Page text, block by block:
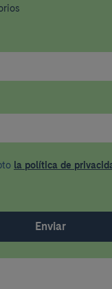
la política de
Enviar